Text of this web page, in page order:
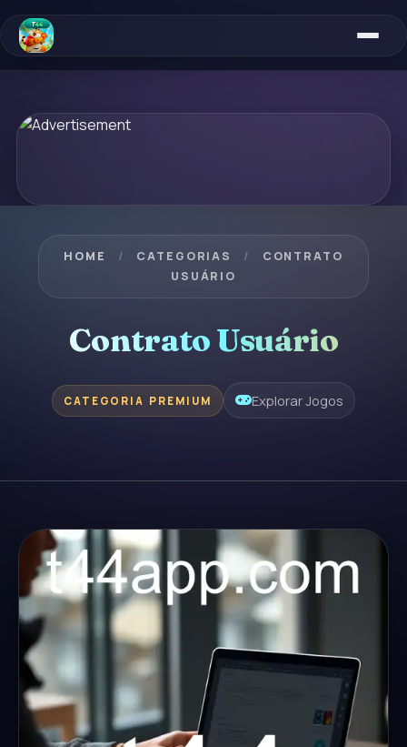
HOME / CATEGORIAS /
CONTRATO
USUÁRIO
Contrato Usuário
CATEGORIA PREMIUM Explorar Jogos